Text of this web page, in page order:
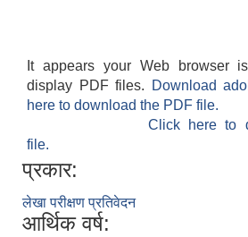
It appears your Web browser
display PDF files.
Download
here to download the PDF file.
Click here to
file.
प्रकार:
लेखा परीक्षण प्रतिवेदन
आर्थिक वर्ष: